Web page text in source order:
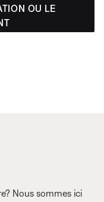
OU LE
Nous sommes ici